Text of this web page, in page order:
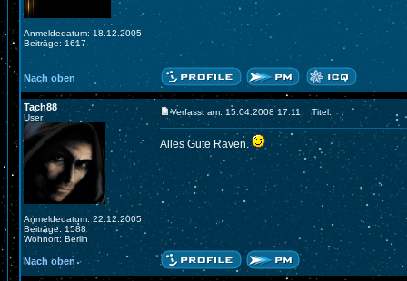
Anmeldedatum: 18.12.2005
Beiträge: 1617
Nach oben
Tach88
User
Anmeldedatum: 22.12.2005
Beiträge: 1588
Wohnort: Berlin
Verfasst am: 15.04.2008 17:11 Titel:
Alles Gute Raven.
Nach oben